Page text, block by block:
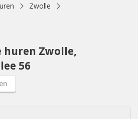
beschikbaarheid
Zwolle
Zwolle,
56